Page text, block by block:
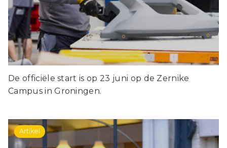
De officiële start is op 23 juni op de Zernike
Campus in Groningen.
Artikel